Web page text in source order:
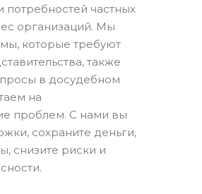
потребностей частных
организаций. Мы
которые требуют
также
в досудебном
на
проблем. С нами вы
сохраните деньги,
снизите риски и